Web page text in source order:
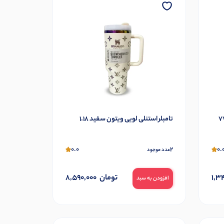
تامبلر استنلی لویی ویتون سفید 1.18
2عدد موجود 0.0
افزودن به سبد 8,590,000 تومان